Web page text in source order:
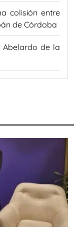
colisión entre
de Córdoba
Abelardo de la